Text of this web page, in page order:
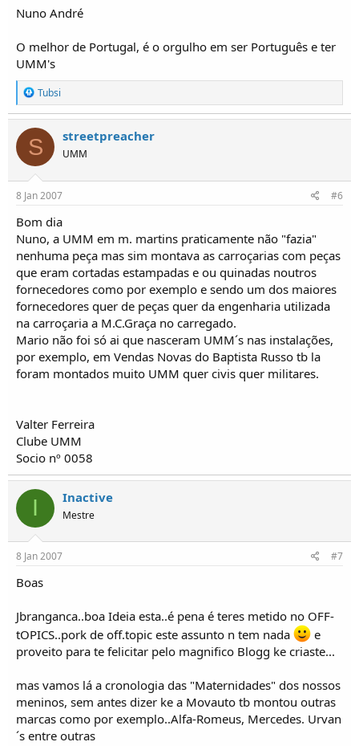
Nuno André
O melhor de Portugal, é o orgulho em ser Português e ter
UMM's
R
e
a
ç
õ
e
s
:
Tubsi
S streetpreacher
UMM
8 Jan 2007 #6
Bom dia
Nuno, a UMM em m. martins praticamente não "fazia"
nenhuma peça mas sim montava as carroçarias com peças
que eram cortadas estampadas e ou quinadas noutros
fornecedores como por exemplo e sendo um dos maiores
fornecedores quer de peças quer da engenharia utilizada
na carroçaria a M.C.Graça no carregado.
Mario não foi só ai que nasceram UMM´s nas instalações,
por exemplo, em Vendas Novas do Baptista Russo tb la
foram montados muito UMM quer civis quer militares.
Valter Ferreira
Clube UMM
Socio nº 0058
I Inactive
Mestre
8 Jan 2007 #7
Boas
Jbranganca..boa Ideia esta..é pena é teres metido no OFF-
tOPICS..pork de off.topic este assunto n tem nada
e
proveito para te felicitar pelo magnifico Blogg ke criaste...
mas vamos lá a cronologia das "Maternidades" dos nossos
meninos, sem antes dizer ke a Movauto tb montou outras
marcas como por exemplo..Alfa-Romeus, Mercedes. Urvan
´s entre outras